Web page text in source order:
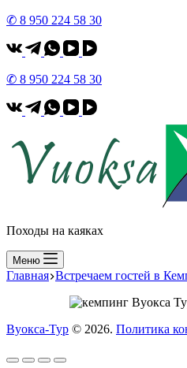
✆ 8 950 224 58 30
✆ 8 950 224 58 30
Походы на каяках
Меню
Главная Встречаем гостей в
Вуокса-Тур © 2026. Политика